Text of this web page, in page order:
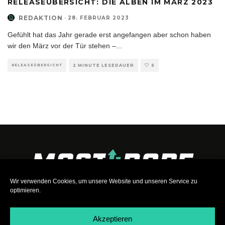
Wir verwenden Cookies, um unsere Website und unseren Service zu
optimieren.
Akzeptieren
RELEASEÜBERSICHT: DIE ALBEN IM MÄRZ 2023
REDAKTION · 28. FEBRUAR 2023
Gefühlt hat das Jahr gerade erst angefangen aber schon haben
wir den März vor der Tür stehen –
RELEASEÜBERSICHT 2 MINUTE LESEDAUER 5